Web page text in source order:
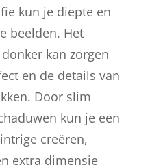
kun je diepte en
beelden. Het
kan zorgen
en de details van
Door slim
kun je een
creëren,
extra dimensie